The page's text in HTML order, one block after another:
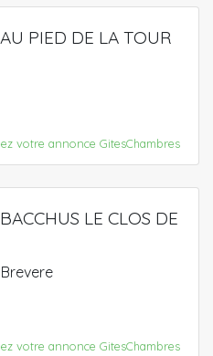
PIED DE LA TOUR
votre annonce GitesChambres
LE CLOS DE
votre annonce GitesChambres